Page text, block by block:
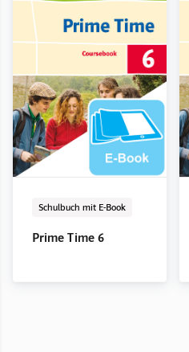
Schulbuch mit E-Book
Prime Time 6